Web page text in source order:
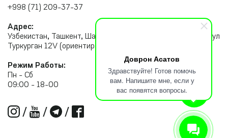
Доврон Асатов
Здравствуйте! Готов помочь
вам. Напишите мне, если у
вас появятся вопросы.
+998 (71) 209-37-37
Адрес:
Узбекистан, Ташкент, Шайхантахурский район, Тахатпуль, ул
Туркурган 12V (ориентир рынок Малика)
Режим Работы:
Пн - Сб
09:00 - 18-00
/ / /